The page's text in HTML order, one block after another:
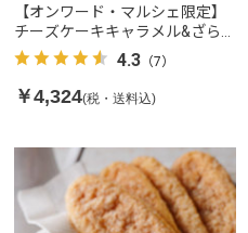
【オンワード・マルシェ限定】
チーズケーキキャラメル&ざら
めミルクシュー6個セット
4.3 （7）
￥4,324(税・送料込)